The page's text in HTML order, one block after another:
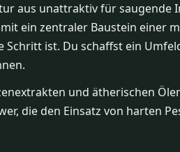
aus unattraktiv für
ein zentraler Baustein einer
ist. Du schaffst ein
und ätherischen
die den Einsatz von harten